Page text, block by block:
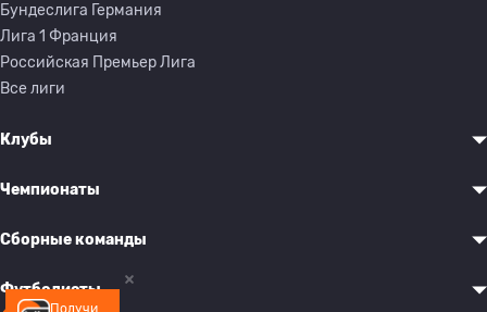
Получи
Бундеслига Германия
Лига 1 Франция
Российская Премьер Лига
Все лиги
Клубы
Чемпионаты
Сборные команды
Футболисты